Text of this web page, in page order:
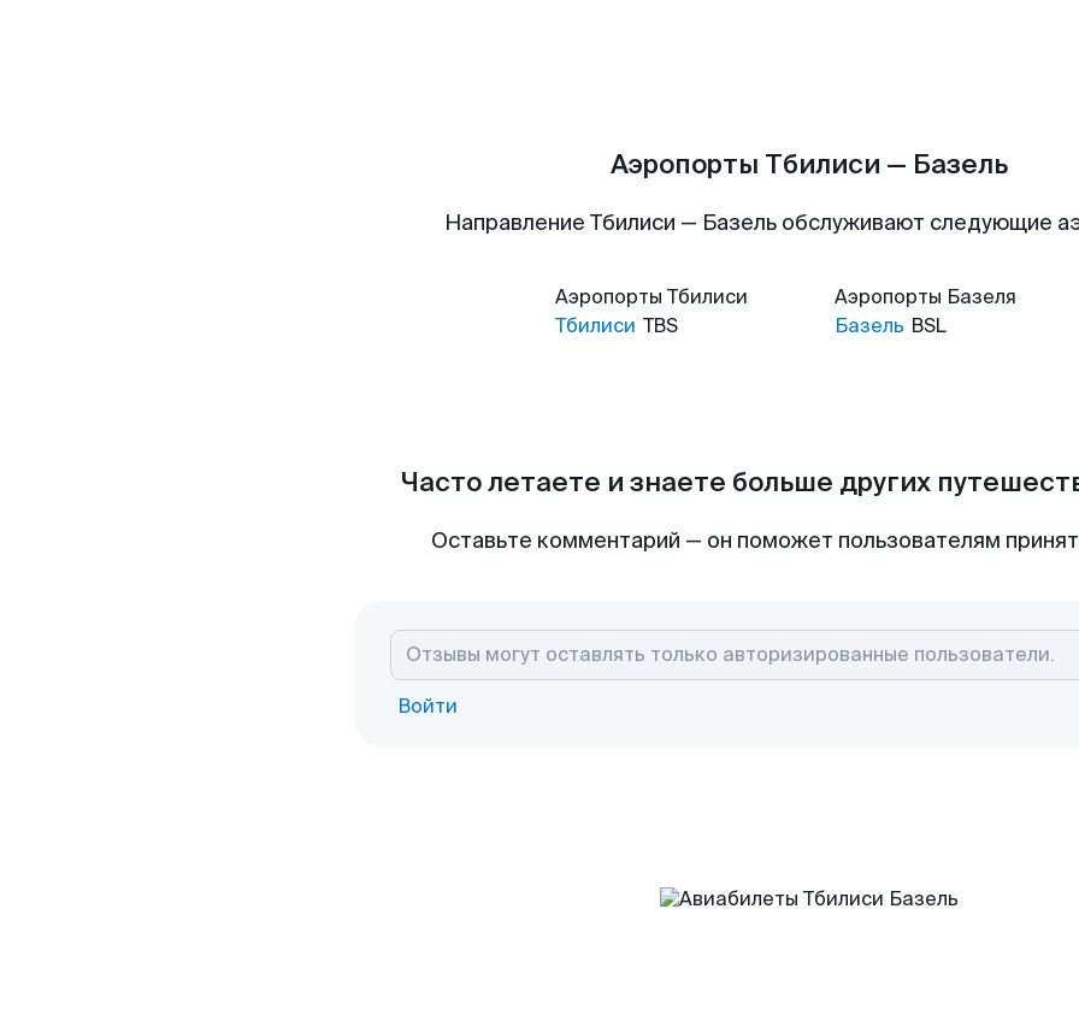
Аэропорты Тбилиси — Базель
Направление Тбилиси — Базель обслуживают следующие
Аэропорты Тбилиси
Тбилиси TBS
Аэропорты Базеля
Базель BSL
Часто летаете и знаете больше других
Оставьте комментарий — он поможет пользователям
Войти